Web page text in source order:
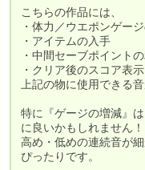
こちらの作品には、
・体力／ウエポンゲー
・アイテムの入手
・中間セーブポイント
・クリア後のスコア表示
上記の物に使用できる
特に『ゲージの増減』
に良いかもしれません！
高め・低めの連続音が
ぴったりです。